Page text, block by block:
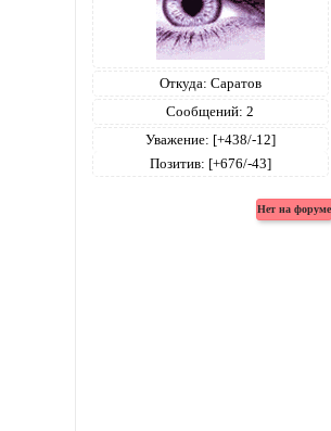
Откуда: Саратов
Сообщений: 2
Уважение: [+438/-12]
Позитив: [+676/-43]